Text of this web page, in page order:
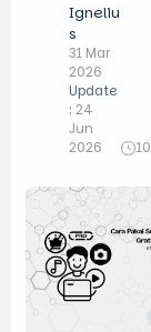
Igneliu
s
31 Mar
2026
Update
: 24
Jun
2026
10